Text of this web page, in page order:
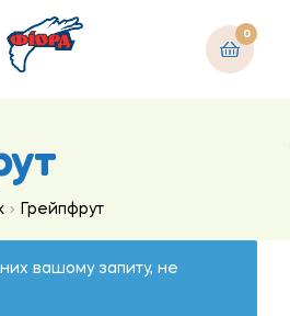
0
Грейпфрут
вашому запиту, не